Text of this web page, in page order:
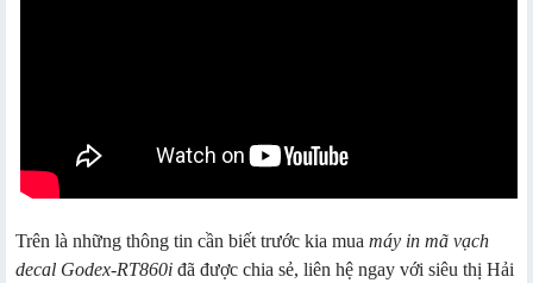
Trên là những thông tin cần biết trước kia mua máy in mã vạch
decal Godex-RT860i đã được chia sẻ, liên hệ ngay với siêu thị Hải